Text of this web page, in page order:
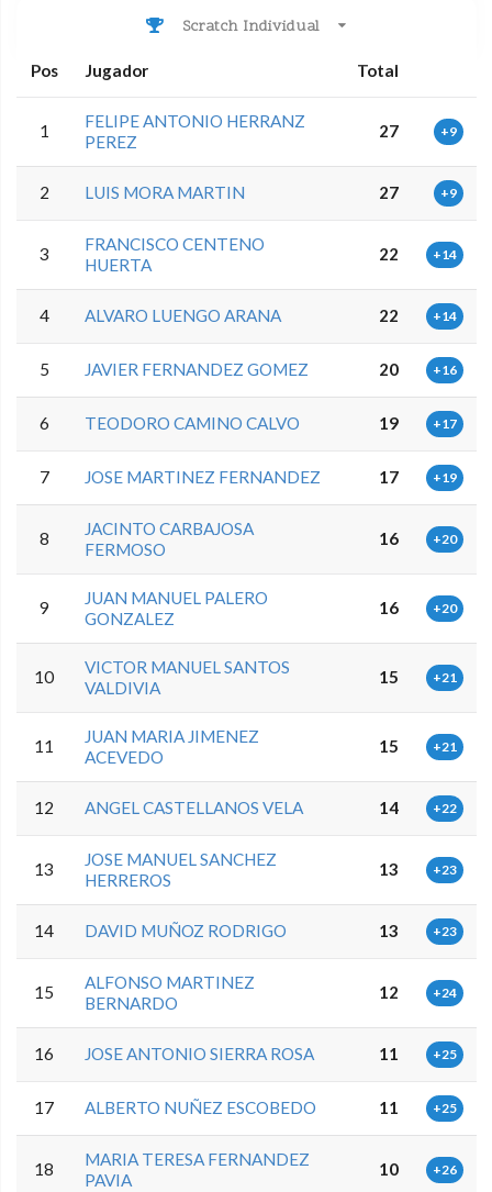
Scratch Individual
Pos Jugador Total
1
FELIPE ANTONIO HERRANZ
PEREZ
27 +9
2 LUIS MORA MARTIN 27 +9
3
FRANCISCO CENTENO
HUERTA
22 +14
4 ALVARO LUENGO ARANA 22 +14
5 JAVIER FERNANDEZ GOMEZ 20 +16
6 TEODORO CAMINO CALVO 19 +17
7 JOSE MARTINEZ FERNANDEZ 17 +19
8
JACINTO CARBAJOSA
FERMOSO
16 +20
9
JUAN MANUEL PALERO
GONZALEZ
16 +20
10
VICTOR MANUEL SANTOS
VALDIVIA
15 +21
11
JUAN MARIA JIMENEZ
ACEVEDO
15 +21
12 ANGEL CASTELLANOS VELA 14 +22
13
JOSE MANUEL SANCHEZ
HERREROS
13 +23
14 DAVID MUÑOZ RODRIGO 13 +23
15
ALFONSO MARTINEZ
BERNARDO
12 +24
16 JOSE ANTONIO SIERRA ROSA 11 +25
17 ALBERTO NUÑEZ ESCOBEDO 11 +25
18
MARIA TERESA FERNANDEZ
PAVIA
10 +26